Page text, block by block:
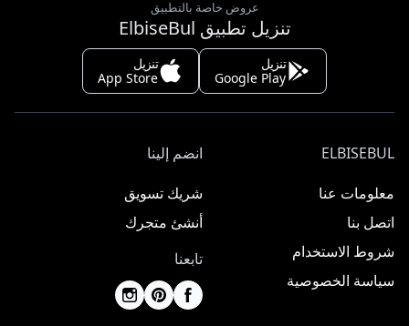
عروض خاصة بالتطبيق
تنزيل تطبيق ElbiseBul
تنزيل
Google Play
تنزيل
App Store
ELBISEBUL
معلومات عنا
اتصل بنا
شروط الاستخدام
سياسة الخصوصية
انضم إلينا
شريك تسويق
أنشئ متجرك
تابعنا